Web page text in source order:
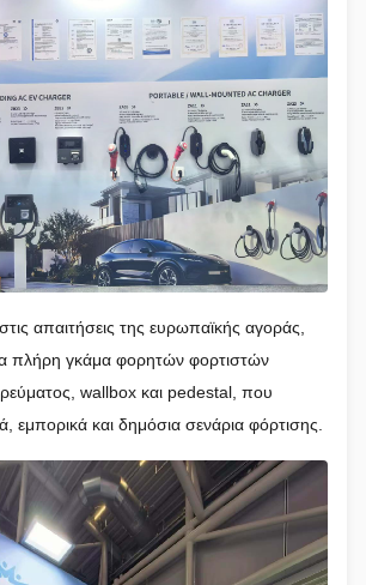
απαιτήσεις της ευρωπαϊκής αγοράς,
πλήρη γκάμα φορητών φορτιστών
wallbox και pedestal, που
εμπορικά και δημόσια σενάρια φόρτισης.